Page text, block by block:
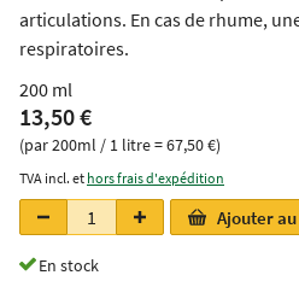
articulations. En cas de rhume,
respiratoires.
200 ml
13,50 €
(par 200ml / 1 litre = 67,50 €)
TVA incl. et hors frais d'expédition
Ajouter
En stock